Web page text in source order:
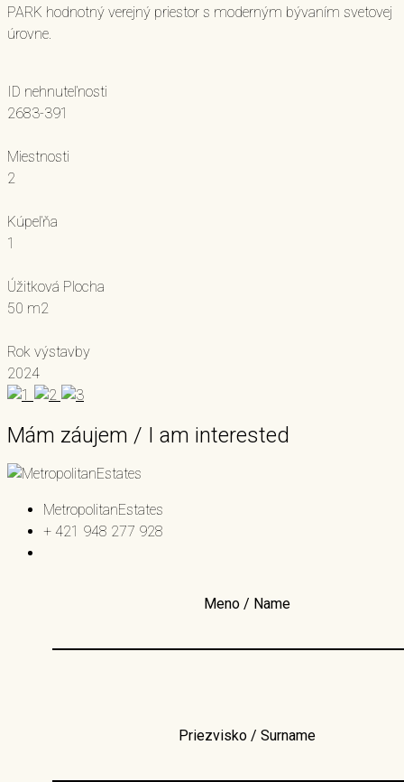
PARK hodnotný verejný priestor s moderným bývaním svetovej
úrovne.
ID nehnuteľnosti
2683-391
Miestnosti
2
Kúpeľňa
1
Úžitková Plocha
50 m2
Rok výstavby
2024
Mám záujem / I am interested
MetropolitanEstates
+ 421 948 277 928
Meno / Name
Priezvisko / Surname